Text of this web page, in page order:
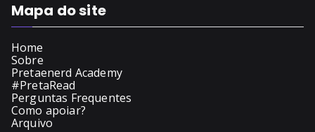
Mapa do site
Home
Sobre
Pretaenerd Academy
#PretaRead
Perguntas Frequentes
Como apoiar?
Arquivo